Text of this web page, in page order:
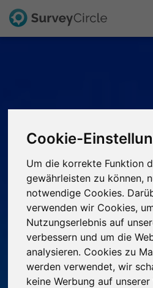
Cookie-
Um die korrekte Funktion
gewährleisten zu können,
notwendige Cookies.
verwenden wir Cookies,
Nutzungserlebnis auf
verbessern und um die
analysieren. Cookies zu
werden verwendet, wir
keine Werbung auf unserer
FAQ
English